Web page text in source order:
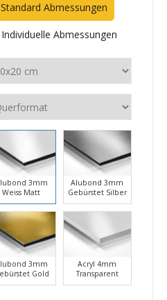
Standard Abmessungen
Individuelle Abmessungen
3mm
Weiss Matt
Alubond 3mm
Gebürstet Silber
3mm
Gold
Acryl 4mm
Transparent